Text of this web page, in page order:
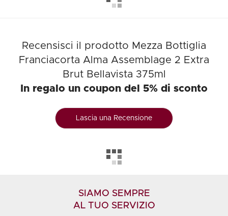
Recensisci il prodotto Mezza Bottiglia
Franciacorta Alma Assemblage 2 Extra
Brut Bellavista 375ml
In regalo un coupon del 5% di sconto
Lascia una Recensione
SIAMO SEMPRE
AL TUO SERVIZIO